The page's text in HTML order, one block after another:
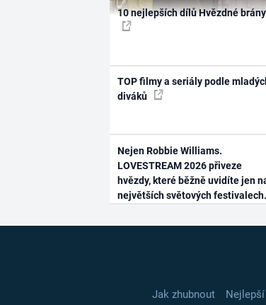
10 nejlepších dílů Hvězdné brány
TOP filmy a seriály podle
diváků
Nejen Robbie Williams.
LOVESTREAM 2026 přiveze
hvězdy, které běžně uvidíte jen
největších světových festivalech
Jak zhubnout